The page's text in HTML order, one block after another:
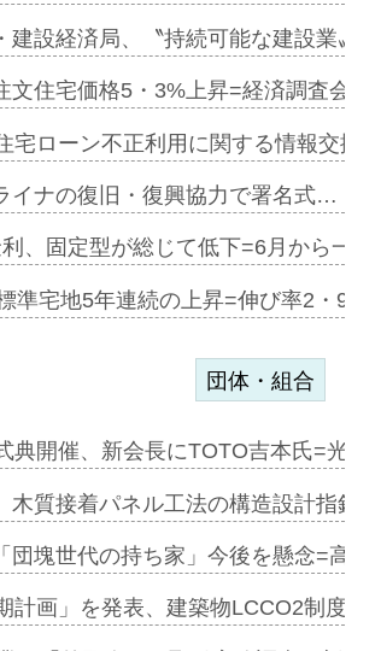
建設経済局、〝持続可能な建設業〟
文住宅価格5・3%上昇=経済調査会
宅ローン不正利用に関する情報交換
イナの復旧・復興協力で署名式…
、固定型が総じて低下=6月から一
準宅地5年連続の上昇=伸び率2・
団体・組合
典開催、新会長にTOTO吉本氏=光
木質接着パネル工法の構造設計指針
団塊世代の持ち家」今後を懸念=高
計画」を発表、建築物LCCO2制度